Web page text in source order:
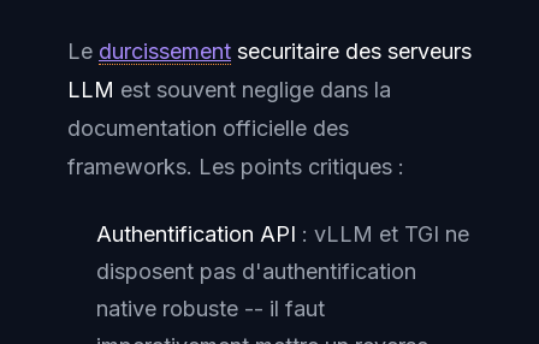
Le durcissement securitaire des serveurs
LLM est souvent neglige dans la
documentation officielle des
frameworks. Les points critiques :
Authentification API : vLLM et TGI ne
disposent pas d'authentification
native robuste -- il faut